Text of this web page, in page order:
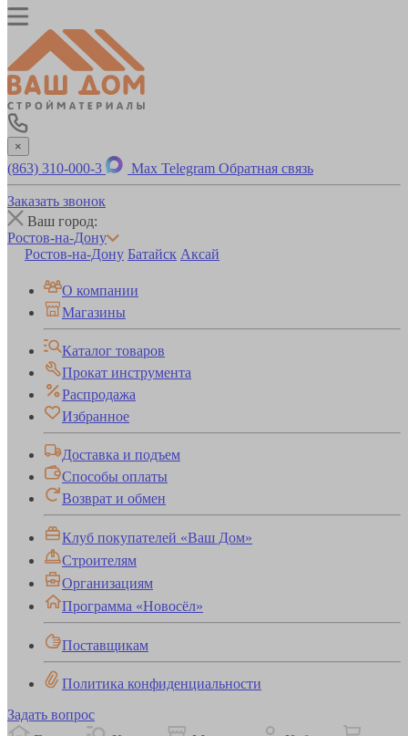
×
(863) 310-000-3 Max Telegram Обратная связь
Заказать звонок
Ваш город:
Ростов-на-Дону
Ростов-на-Дону Батайск Аксай
О компании
Магазины
Каталог товаров
Прокат инструмента
Распродажа
Избранное
Доставка и подъем
Способы оплаты
Возврат и обмен
Клуб покупателей «Ваш Дом»
Строителям
Организациям
Программа «Новосёл»
Поставщикам
Политика конфиденциальности
Задать вопрос